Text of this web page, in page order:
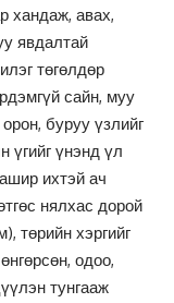
хандаж, авах,
явдалтай
төгөлдөр
сайн, муу
буруу үзлийг
үгийг үнэнд үл
ихтэй ач
нялхас дорой
төрийн хэргийг
одоо,
тунгааж